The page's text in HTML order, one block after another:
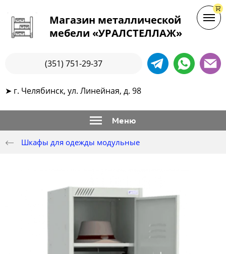
Магазин металлической
мебели «УРАЛСТЕЛЛАЖ»
(351) 751-29-37
➤ г. Челябинск, ул. Линейная, д. 98
Меню
Шкафы для одежды модульные